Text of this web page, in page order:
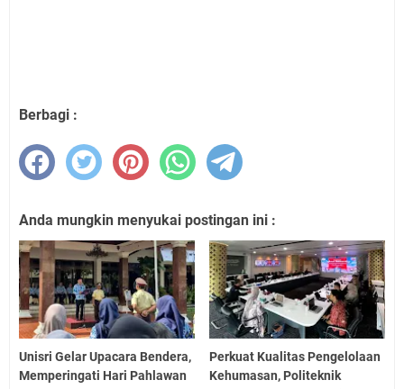
Berbagi :
Anda mungkin menyukai postingan ini :
Unisri Gelar Upacara Bendera,
Memperingati Hari Pahlawan
Perkuat Kualitas Pengelolaan
Kehumasan, Politeknik